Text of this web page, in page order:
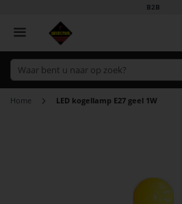
B2B
Home LED kogellamp E27 geel 1W